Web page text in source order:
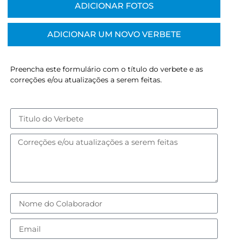
ADICIONAR FOTOS
ADICIONAR UM NOVO VERBETE
Preencha este formulário com o título do verbete e as
correções e/ou atualizações a serem feitas.